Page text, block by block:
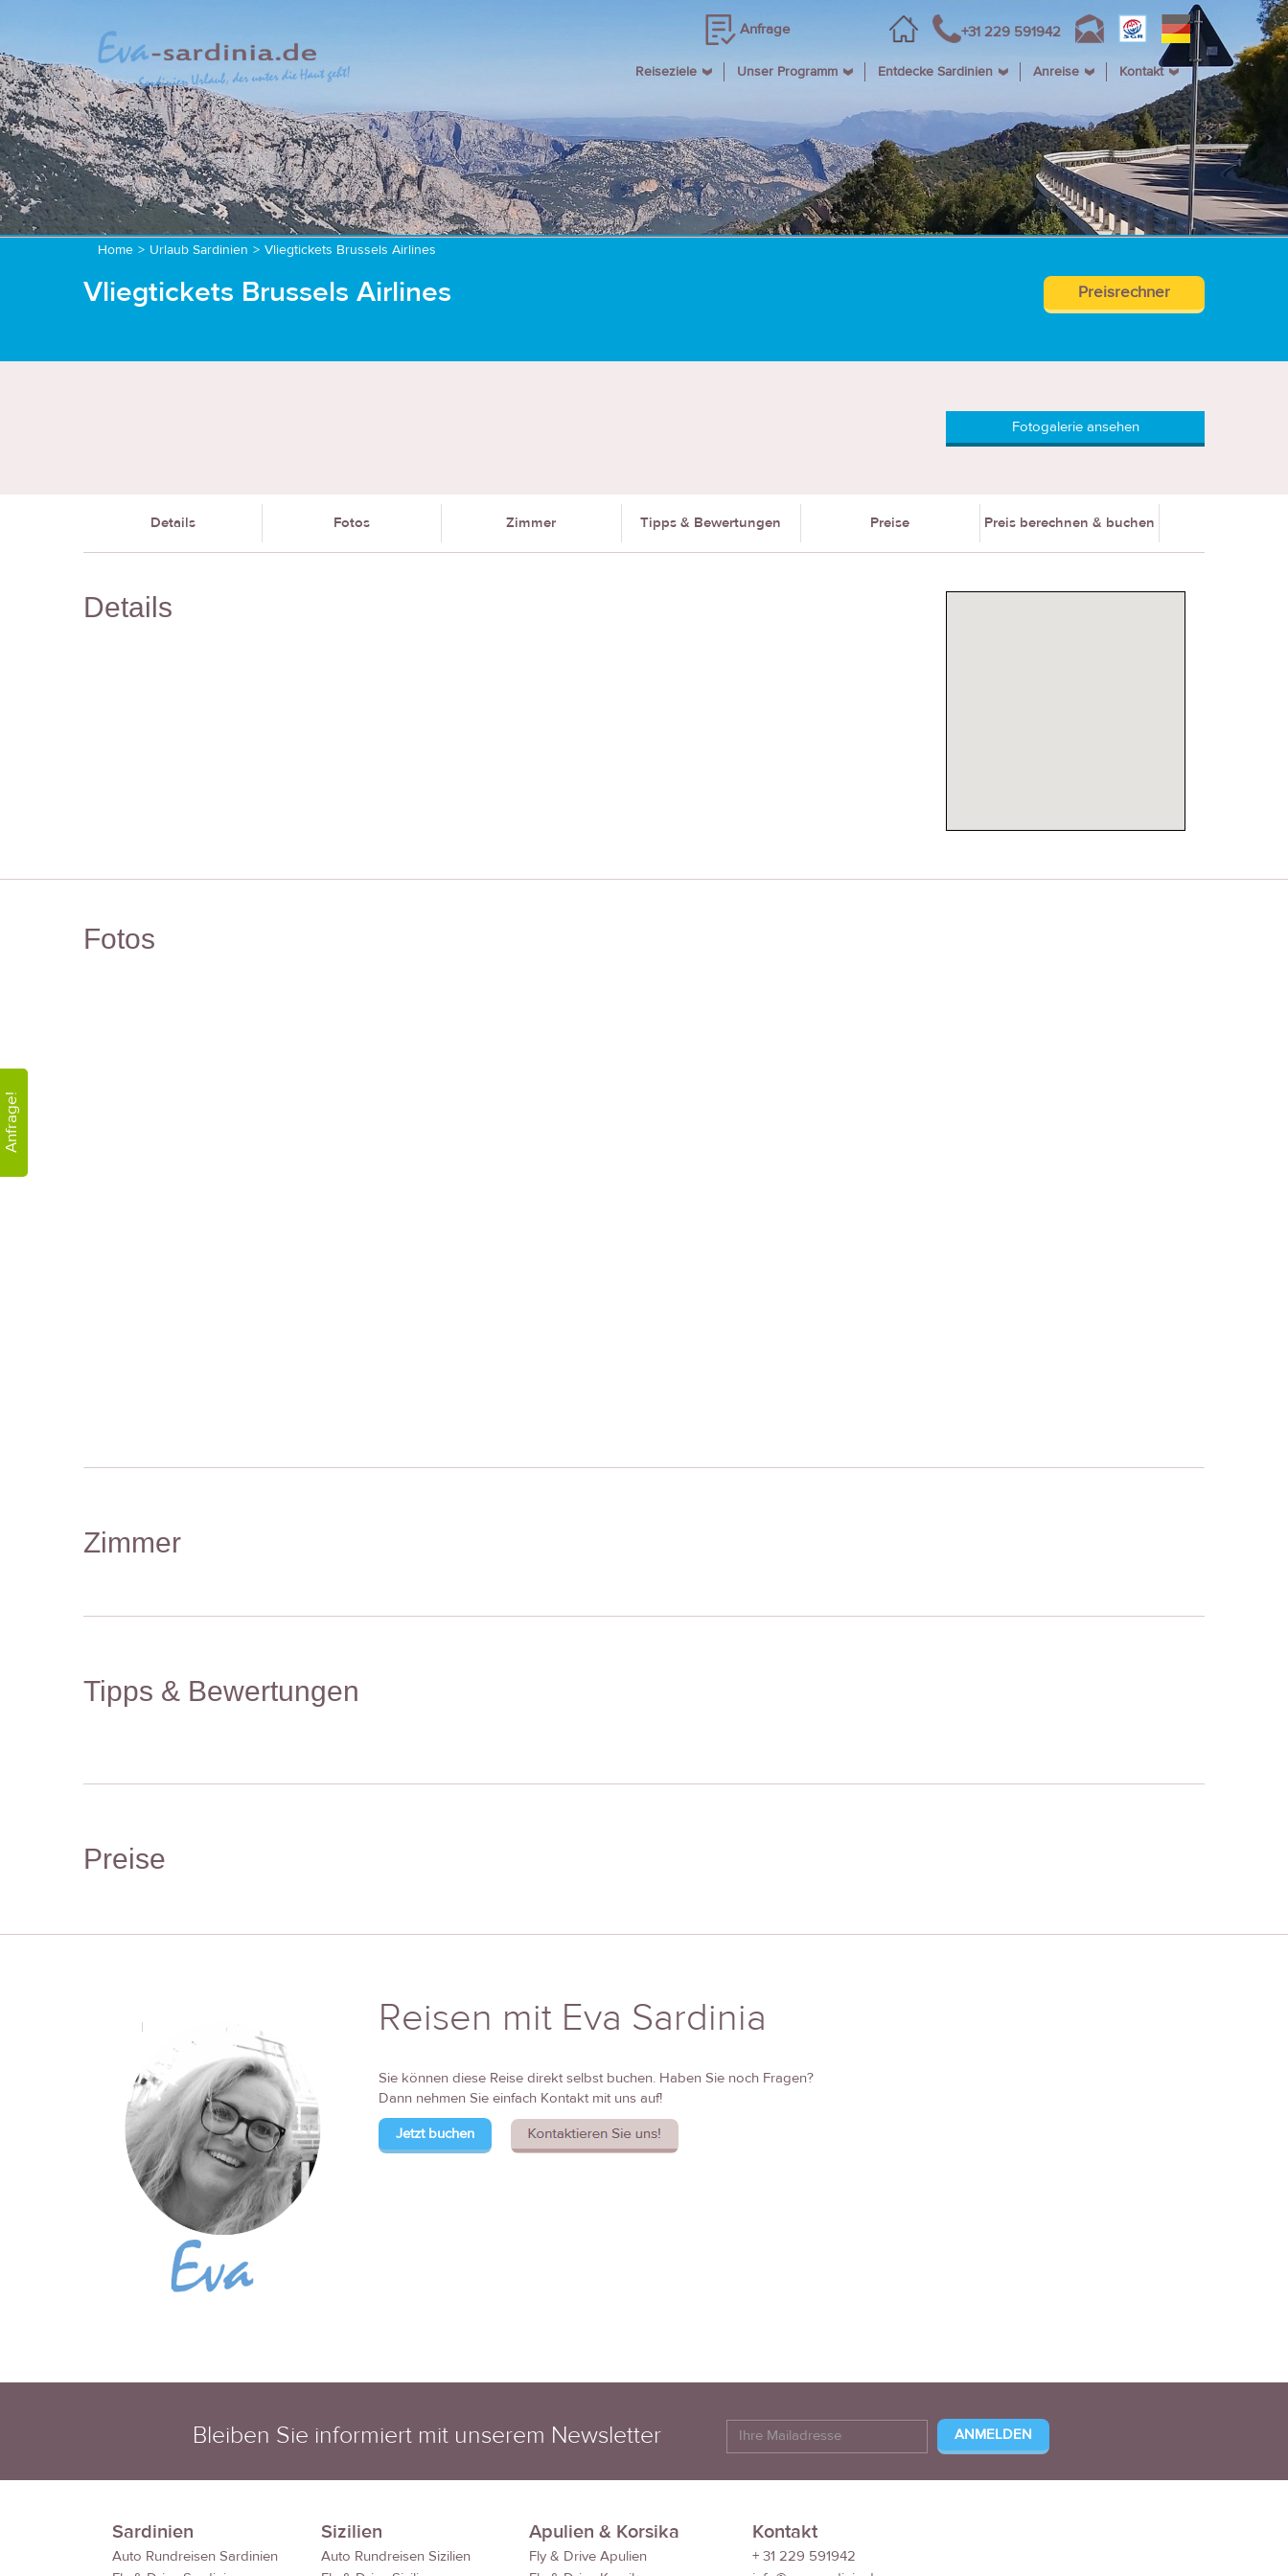
Anfrage!
Anfrage +31 229 591942
Reiseziele Unser Programm Entdecke Sardinien Anreise Kontakt
Home > Urlaub Sardinien > Vliegtickets Brussels Airlines
Vliegtickets Brussels Airlines Preisrechner
Fotogalerie ansehen
Details Fotos Zimmer Tipps & Bewertungen Preise Preis berechnen & buchen
Details
Fotos
Zimmer
Tipps & Bewertungen
Preise
Reisen mit Eva Sardinia
Sie können diese Reise direkt selbst buchen. Haben Sie noch Fragen?
Dann nehmen Sie einfach Kontakt mit uns auf!
Jetzt buchen
Bleiben Sie informiert mit unserem Newsletter
Sardinien
Auto Rundreisen Sardinien
Sizilien
Auto Rundreisen Sizilien
Apulien & Korsika
Fly & Drive Apulien
Kontakt
+ 31 229 591942